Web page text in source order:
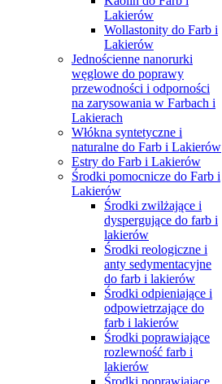
Lakierów
Wollastonity do Farb i
Lakierów
Jednościenne nanorurki
węglowe do poprawy
przewodności i odporności
na zarysowania w Farbach i
Lakierach
Włókna syntetyczne i
naturalne do Farb i Lakierów
Estry do Farb i Lakierów
Środki pomocnicze do Farb i
Lakierów
Środki zwilżające i
dyspergujące do farb i
lakierów
Środki reologiczne i
anty sedymentacyjne
do farb i lakierów
Środki odpieniające i
odpowietrzające do
farb i lakierów
Środki poprawiające
rozlewność farb i
lakierów
Środki poprawiające